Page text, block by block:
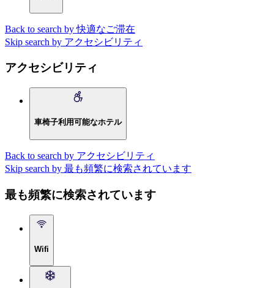
Back to search by 快適なご滞在
Skip search by アクセシビリティ
アクセシビリティ
車椅子利用可能なホテル
Back to search by アクセシビリティ
Skip search by 最も頻繁に検索されています
最も頻繁に検索されています
Wifi